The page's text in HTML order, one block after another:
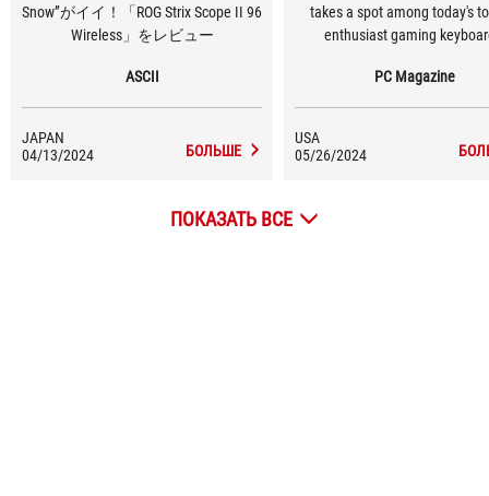
Snow”がイイ！「ROG Strix Scope II 96
Wireless」をレビュー
ASCII
JAPAN
04/13/2024
БОЛЬШЕ
takes a spot among today's
enthusiast gaming
PC Magazine
USA
05/26/2024
ПОКАЗАТЬ ВСЕ